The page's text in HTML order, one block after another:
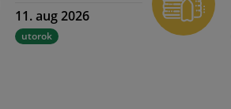
11. aug 2026
utorok